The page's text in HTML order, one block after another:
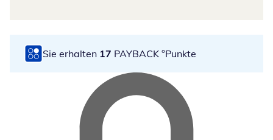
Sie erhalten 17 PAYBACK °Punkte